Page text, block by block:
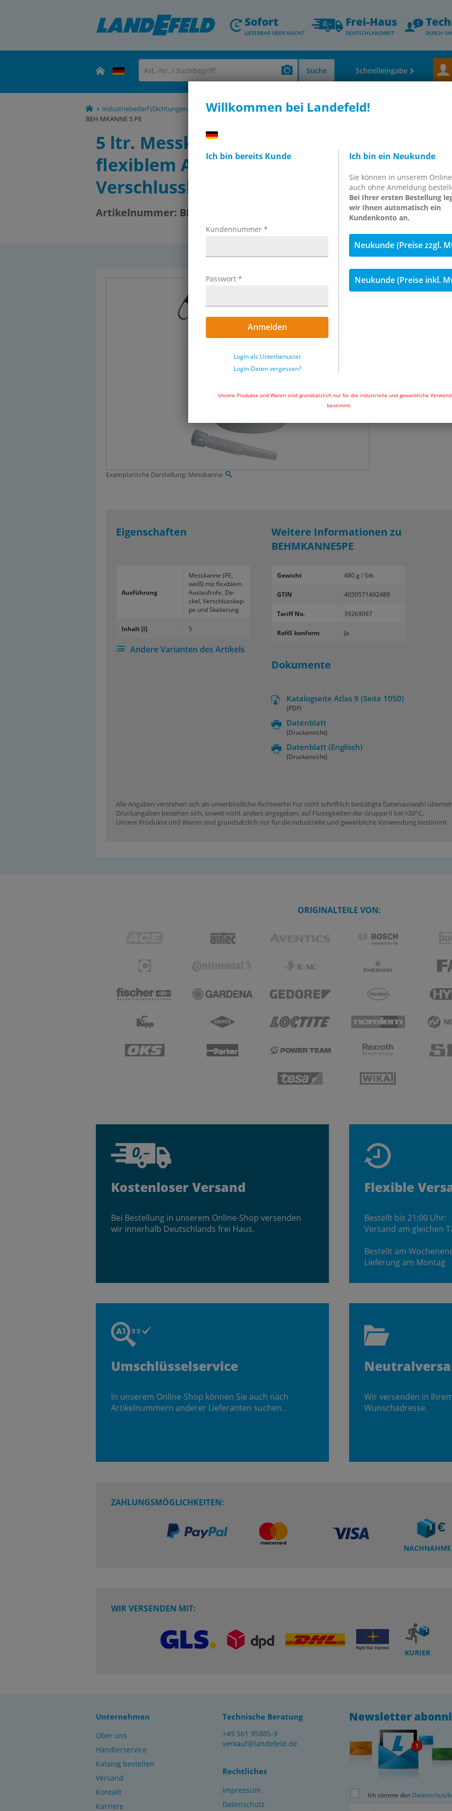
Willkommen bei Landefeld!
Ich bin bereits Kunde
Kundennummer *
Passwort *
Anmelden
Login als Unterbenutzer
Login-Daten vergessen?
Ich bin ein Neukunde
Sie können in unserem
auch ohne Anmeldung
Bei Ihrer ersten Bestellung
wir Ihnen automatisch ein
Kundenkonto an.
Neukunde (Preise zzgl.
Neukunde (Preise inkl.
Unsere Produkte und Waren sind grundsätzlich nur für die industrielle und gewerbliche
bestimmt.
Sofort
LIEFERBAR ÜBER NACHT
Frei-Haus
DEUTSCHLANDWEIT DURCH
Suche Schnelleingabe
Industriebedarf (Dichtungen, Schmiermittel, Wälzlager, Riemen, Klebstoffe, Normteile & andere)
BEH MKANNE 5 PE
5 ltr. Messkanne (PE, weiß) mit
flexiblem Auslaufrohr, Deckel,
Verschlusskappe und Skalierung
Artikelnummer: BEH MKANNE 5 PE
inkl. MwSt.
Exemplarische Darstellung: Messkanne
52,24 €inkl.
Eigenschaften
Aus­füh­rung
Mess­kan­ne (PE,
weiß) mit fle­xi­blem
Aus­lauf­rohr, De­
ckel, Ver­schluss­kap­
pe und Ska­lie­rung
In­halt [l] 5
Andere Varianten des Artikels
Weitere Informationen zu
BEHMKANNE5PE
Gewicht 480 g / Stk.
GTIN 4050571492489
Tariff No. 39269097
RoHS konform Ja
Dokumente
Katalogseite Atlas 9 (Seite 1050)
(PDF)
Datenblatt
(Druckansicht)
Datenblatt (Englisch)
(Druckansicht)
Alle Angaben verstehen sich als unverbindliche Richtwerte! Für nicht schriftlich bestätigte Datenauswahl
Druckangaben beziehen sich, soweit nicht anders angegeben, auf Flüssigkeiten der Gruppe II bei +20°C.
Unsere Produkte und Waren sind grundsätzlich nur für die industrielle und gewerbliche Verwendung bestimmt.
ORIGINALTEILE VON:
Kostenloser Versand
Bei Bestellung in unserem Online-Shop versenden
wir innerhalb Deutschlands frei Haus.
Flexible
Bestellt bis 21:00 Uhr:
Versand am gleichen
Bestellt am
Lieferung am Montag
Umschlüsselservice
In unserem Online-Shop können Sie auch nach
Artikelnummern anderer Lieferanten suchen.
Wir versenden in
Wunschadresse.
ZAHLUNGSMÖGLICHKEITEN:
NACHNAHME
WIR VERSENDEN MIT:
KURIER
Unternehmen
Über uns
Händlerservice
Katalog bestellen
Versand
Kontakt
Karriere
Technische Beratung
+49 561 95885-9
verkauf@landefeld.de
Rechtliches
Impressum
Datenschutz
Newsletter
Ich stimme den